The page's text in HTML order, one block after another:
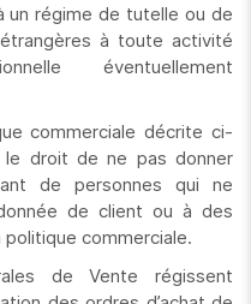
un régime de tutelle ou de
à toute activité
éventuellement
commerciale décrite ci-
le droit de ne pas donner
de personnes qui ne
de client ou à des
politique commerciale.
de Vente régissent